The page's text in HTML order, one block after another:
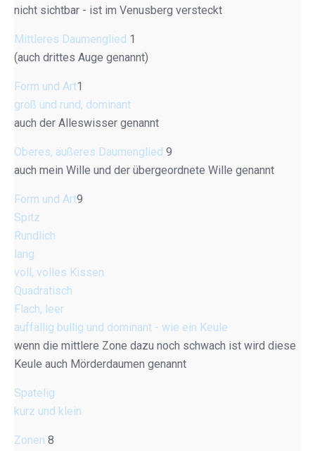
nicht sichtbar - ist im Venusberg versteckt
Mittleres Daumenglied 1
(auch drittes Auge genannt)
Form und Art1
groß und rund, dominant
auch der Alleswisser genannt
Oberes, äußeres Daumenglied 9
auch mein Wille und der übergeordnete Wille genannt
Form und Art9
Spitz
Rundlich
lang
voll, volles Kissen
Quadratisch
Flach, leer
auffällig bullig und dominant - wie ein Keule
wenn die mittlere Zone dazu noch schwach ist wird diese
Keule auch Mörderdaumen genannt
Spatelig
kurz und klein
Zonen 8